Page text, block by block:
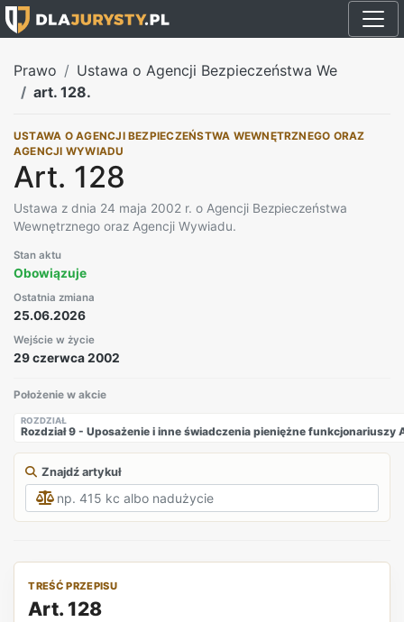
Prawo
Ustawa o Agencji Bezpieczeństwa We
art. 128.
USTAWA O AGENCJI BEZPIECZEŃSTWA WEWNĘTRZNEGO ORAZ
AGENCJI WYWIADU
Art. 128
Ustawa z dnia 24 maja 2002 r. o Agencji Bezpieczeństwa
Wewnętrznego oraz Agencji Wywiadu.
Stan aktu
Obowiązuje
Ostatnia zmiana
25.06.2026
Wejście w życie
29 czerwca 2002
Położenie w akcie
ROZDZIAŁ
Rozdział 9 - Uposażenie i inne świadczenia pieniężne
Znajdź artykuł
TREŚĆ PRZEPISU
Art. 128